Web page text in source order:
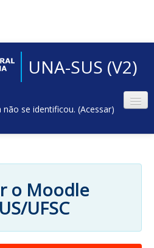
UNA-SUS (V2)
não se identificou. (Acessar)
o Moodle
UFSC